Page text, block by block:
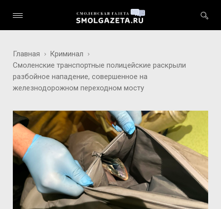
Главная
Криминал
Смоленские транспортные полицейские раскрыли
разбойное нападение, совершенное на
железнодорожном переходном мосту